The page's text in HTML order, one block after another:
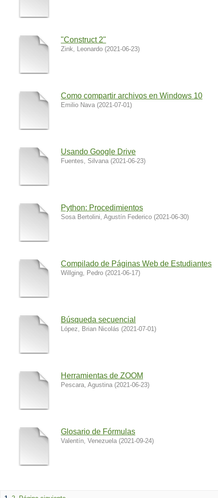
"Construct 2"
Zink, Leonardo (2021-06-23)
Como compartir archivos en Windows 10
Emilio Nava (2021-07-01)
Usando Google Drive
Fuentes, Silvana (2021-06-23)
Python: Procedimientos
Sosa Bertolini, Agustín Federico (2021-06-30)
Compilado de Páginas Web de Estudiantes
Willging, Pedro (2021-06-17)
Búsqueda secuencial
López, Brian Nicolás (2021-07-01)
Herramientas de ZOOM
Pescara, Agustina (2021-06-23)
Glosario de Fórmulas
Valentín, Venezuela (2021-09-24)